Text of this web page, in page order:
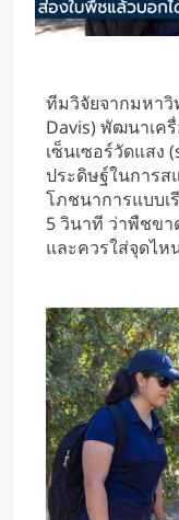
บิน
แพ
หา
ทีมวิจัยจากมหาวิ
Davis) พัฒนาเค
เซ็นเซอร์วัดแส
ประดิษฐ์ในการ
โภชนาการแบบ
5 วินาที ว่าพืชขา
และควรใส่จุดไห